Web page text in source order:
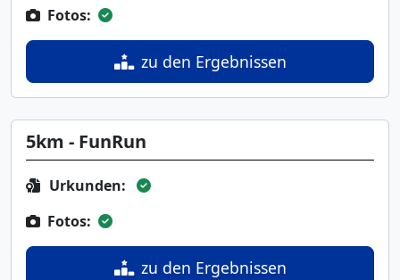
Fotos:
zu den Ergebnissen
5km - FunRun
Urkunden:
Fotos:
zu den Ergebnissen